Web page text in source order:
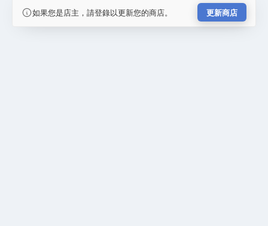
如果您是店主，請登錄以更新您的商店。 更新商店